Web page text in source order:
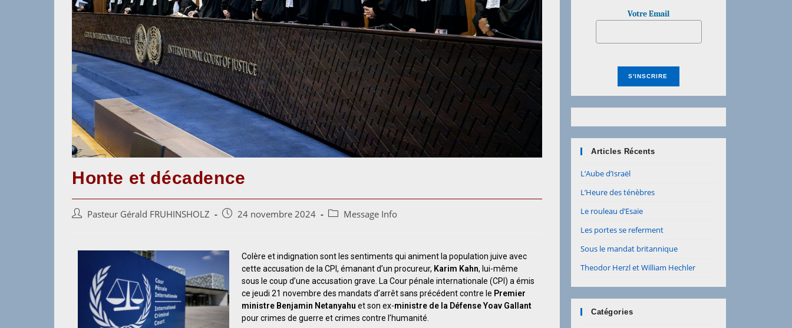
Honte et décadence
Pasteur Gérald FRUHINSHOLZ 24 novembre 2024 Message Info
Colère et indignation sont les sentiments qui animent la population juive avec
cette accusation de la CPI, émanant d’un procureur, Karim Kahn, lui-même
sous le coup d’une accusation grave. La Cour pénale internationale (CPI) a émis
ce jeudi 21 novembre des mandats d’arrêt sans précédent contre le Premier
ministre Benjamin Netanyahu et son ex-ministre de la DéfenseYoav Gallant
pour crimes de guerre et crimes contre l’humanité.
Votre Email
Articles Récents
L’Aube d’Israël
L’Heure des ténèbres
Le rouleau d’Esaïe
Les portes se referment
Sous le mandat britannique
Theodor Herzl et William Hechler
Catégories